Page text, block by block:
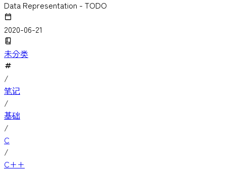
Data Representation - TODO
2020-06-21
未分类
/
笔记
/
基础
/
C
/
C++